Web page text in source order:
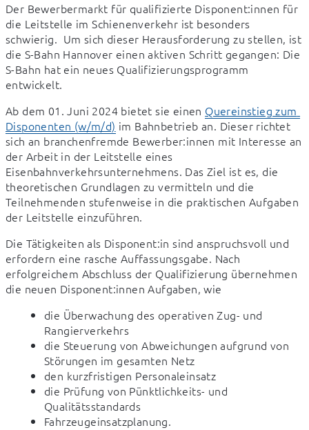
Der Bewerbermarkt für qualifizierte Disponent:innen für
die Leitstelle im Schienenverkehr ist besonders
schwierig.  Um sich dieser Herausforderung zu stellen, ist
die S-Bahn Hannover einen aktiven Schritt gegangen: Die
S-Bahn hat ein neues Qualifizierungsprogramm
entwickelt.
Ab dem 01. Juni 2024 bietet sie einen Quereinstieg zum
Disponenten (w/m/d) im Bahnbetrieb an. Dieser richtet
sich an branchenfremde Bewerber:innen mit Interesse an
der Arbeit in der Leitstelle eines
Eisenbahnverkehrsunternehmens. Das Ziel ist es, die
theoretischen Grundlagen zu vermitteln und die
Teilnehmenden stufenweise in die praktischen Aufgaben
der Leitstelle einzuführen.
Die Tätigkeiten als Disponent:in sind anspruchsvoll und
erfordern eine rasche Auffassungsgabe. Nach
erfolgreichem Abschluss der Qualifizierung übernehmen
die neuen Disponent:innen Aufgaben, wie
die Überwachung des operativen Zug- und
Rangierverkehrs
die Steuerung von Abweichungen aufgrund von
Störungen im gesamten Netz
den kurzfristigen Personaleinsatz
die Prüfung von Pünktlichkeits- und
Qualitätsstandards
Fahrzeugeinsatzplanung.